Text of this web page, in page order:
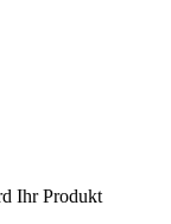
Ihr Produkt